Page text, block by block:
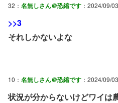
32： 名無しさん＠恐縮です ：2024/09/
>>3
それしかないよな
10： 名無しさん＠恐縮です ：2024/09/
状況が分からないけどワイは